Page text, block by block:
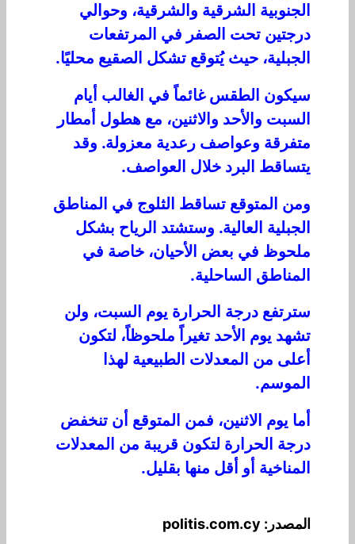
الجنوبية الشرقية والشرقية، وحوالي
درجتين تحت الصفر في المرتفعات
الجبلية، حيث يُتوقع تشكل الصقيع محليًا.
سيكون الطقس غائماً في الغالب أيام
السبت والأحد والاثنين، مع هطول أمطار
متفرقة وعواصف رعدية معزولة. وقد
يتساقط البرد خلال العواصف.
ومن المتوقع تساقط الثلوج في المناطق
الجبلية العالية. وستشتد الرياح بشكل
ملحوظ في بعض الأحيان، خاصة في
المناطق الساحلية.
سترتفع درجة الحرارة يوم السبت، ولن
تشهد يوم الأحد تغيراً ملحوظاً، لتكون
أعلى من المعدلات الطبيعية لهذا
الموسم.
أما يوم الاثنين، فمن المتوقع أن تنخفض
درجة الحرارة لتكون قريبة من المعدلات
المناخية أو أقل منها بقليل.
المصدر: politis.com.cy